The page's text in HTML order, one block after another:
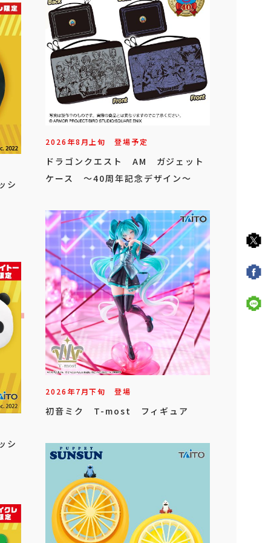
シ
シ
2026年8月上旬 登場予定
ドラゴンクエスト AM ガジェット
ケース ～40周年記念デザイン～
2026年7月下旬 登場
初音ミク T-most フィギュア